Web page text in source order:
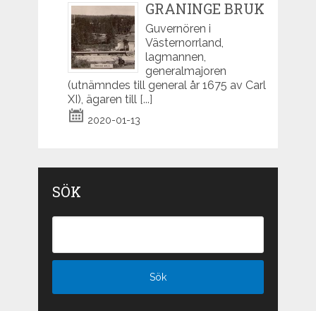
GRANINGE BRUK
Guvernören i
Västernorrland,
lagmannen,
generalmajoren
(utnämndes till general år 1675 av Carl
XI), ägaren till [...]
2020-01-13
SÖK